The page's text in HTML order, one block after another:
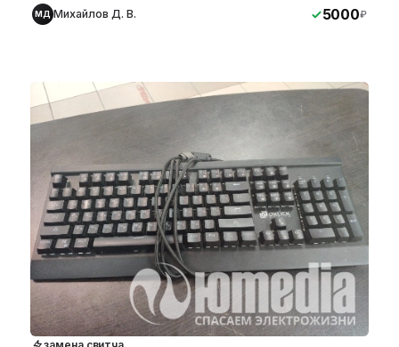
МД Михайлов Д. В. 5000₽